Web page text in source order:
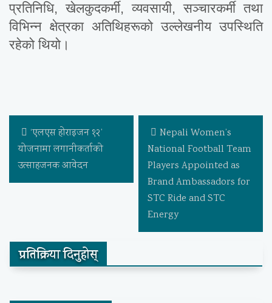
प्रतिनिधि, खेलकुदकर्मी, व्यवसायी, सञ्चारकर्मी तथा
विभिन्न क्षेत्रका अतिथिहरूको उल्लेखनीय उपस्थिति
रहेको थियो।
‘एलएस होराइजन १२’
योजनामा लगानीकर्ताको
उत्साहजनक आवेदन
Nepali Women’s
National Football Team
Players Appointed as
Brand Ambassadors for
STC Ride and STC
Energy
प्रतिक्रिया दिनुहोस्